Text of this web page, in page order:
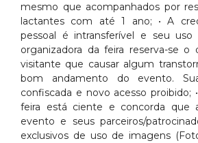
mesmo que acompanhados por
lactantes com até 1 ano; • A
pessoal é intransferível e seu
organizadora da feira reserva-se
visitante que causar algum
bom andamento do evento.
confiscada e novo acesso proibido;
feira está ciente e concorda que
evento e seus parceiros/
exclusivos de uso de imagens